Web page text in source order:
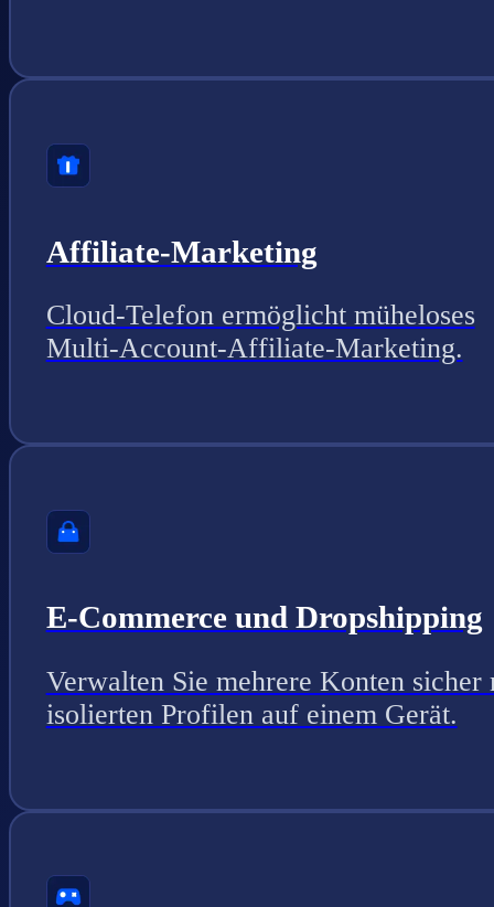
Affiliate-Marketing
Cloud-Telefon ermöglicht müheloses
Multi-Account-Affiliate-Marketing.
E-Commerce und Dropshipping
Verwalten Sie mehrere Konten sicher
isolierten Profilen auf einem Gerät.